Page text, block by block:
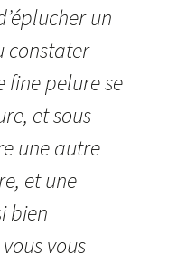
un
constater
fine pelure se
et sous
une autre
et une
bien
vous